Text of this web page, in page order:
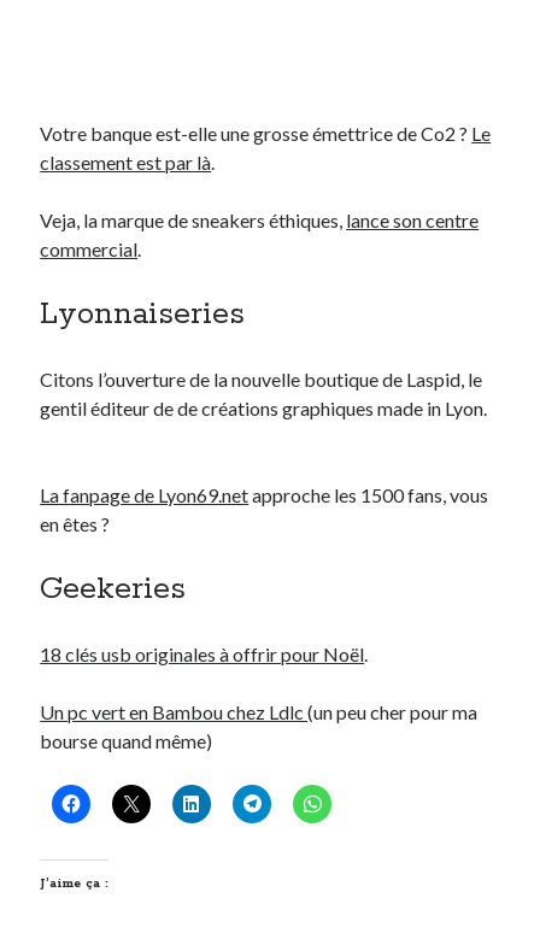
Vidéos
Votre banque est-elle une grosse émettrice de Co2 ? Le
classement est par là.
Veja, la marque de sneakers éthiques, lance son centre
commercial.
Lyonnaiseries
Citons l’ouverture de la nouvelle boutique de Laspid, le
gentil éditeur de de créations graphiques made in Lyon.
La fanpage de Lyon69.netapproche les 1500 fans, vous
en êtes ?
Geekeries
18 clés usb originales à offrir pour Noël.
Un pc vert en Bambou chez Ldlc(un peu cher pour ma
bourse quand même)
J’aime ça :